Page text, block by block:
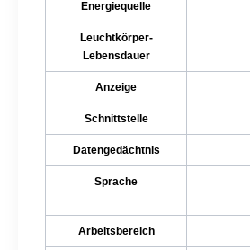
Energiequelle
Leuchtkörper-
Lebensdauer
Anzeige
Schnittstelle
Datengedächtnis
Sprache
Arbeitsbereich